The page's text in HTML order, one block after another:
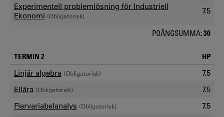
Experimentell problemlösning för Industriell
Ekonomi (Obligatorisk)
7.5
POÄNGSUMMA:30
TERMIN 2 HP
Linjär algebra (Obligatorisk)
7.5
Ellära (Obligatorisk)
7.5
Flervariabelanalys (Obligatorisk)
7.5